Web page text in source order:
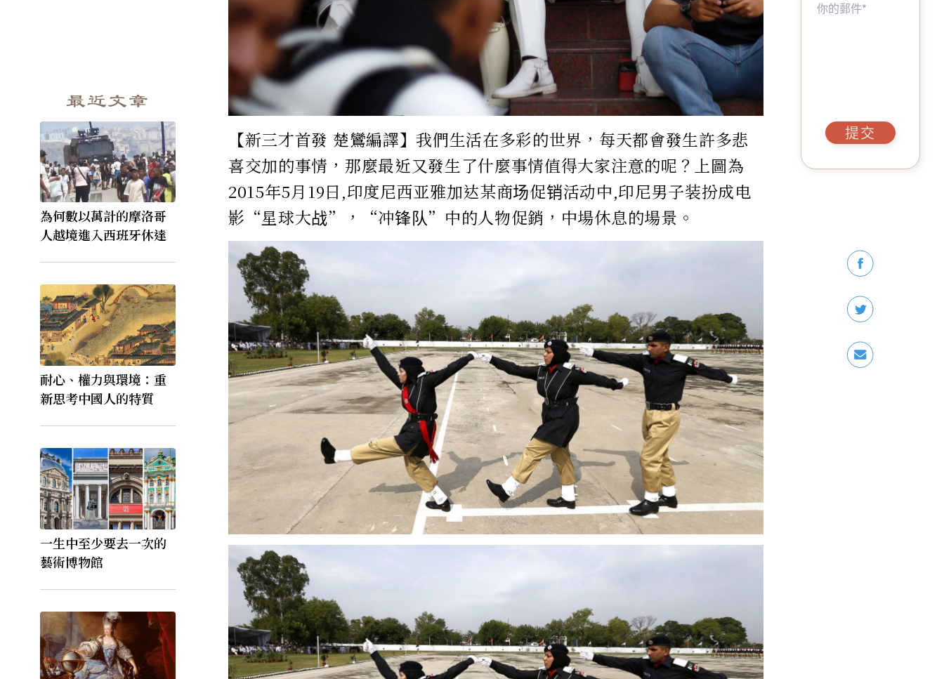
最近文章
為何數以萬計的摩洛哥
人越境進入西班牙休達
耐心、權力與環境：重
新思考中國人的特質
一生中至少要去一次的
藝術博物館
【新三才首發 楚鸞編譯】我們生活在多彩的世界，每天都會發生許多悲
喜交加的事情，那麼最近又發生了什麼事情值得大家注意的呢？上圖為
2015年5月19日,印度尼西亚雅加达某商场促销活动中,印尼男子装扮成电
影“星球大战”，“冲锋队”中的人物促銷，中場休息的場景。
提交